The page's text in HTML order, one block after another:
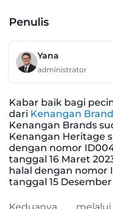
Penulis
Yana
administrator
Kabar baik bagi
dari Kenangan
Kenangan Brands
Kenangan Heritage
dengan nomor
tanggal 16 Maret
halal dengan nomor
tanggal 15 Desember